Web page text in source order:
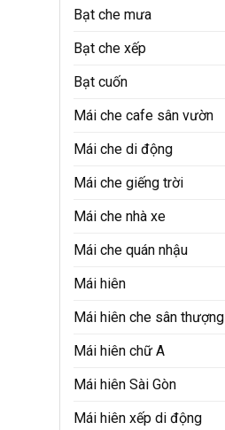
Bạt che mưa
Bạt che xếp
Bạt cuốn
Mái che cafe sân vườn
Mái che di động
Mái che giếng trời
Mái che nhà xe
Mái che quán nhậu
Mái hiên
Mái hiên che sân thượng
Mái hiên chữ A
Mái hiên Sài Gòn
Mái hiên xếp di động